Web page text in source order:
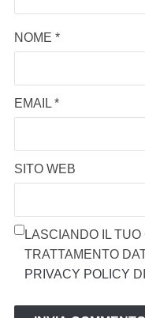
NOME *
EMAIL *
SITO WEB
LASCIANDO IL
TRATTAMENTO
PRIVACY POLICY